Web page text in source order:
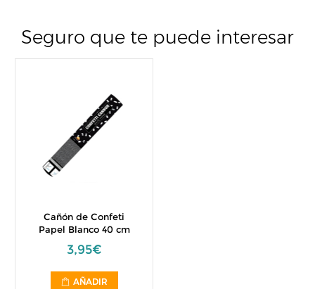
Seguro que te puede interesar
Cañón de Confeti
Papel Blanco 40 cm
3,95€
AÑADIR